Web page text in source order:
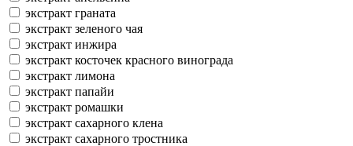
экстракт граната
экстракт зеленого чая
экстракт инжира
экстракт косточек красного винограда
экстракт лимона
экстракт папайи
экстракт ромашки
экстракт сахарного клена
экстракт сахарного тростника